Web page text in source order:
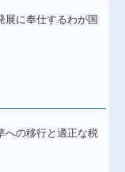
展に奉仕するわが国
への移行と適正な税